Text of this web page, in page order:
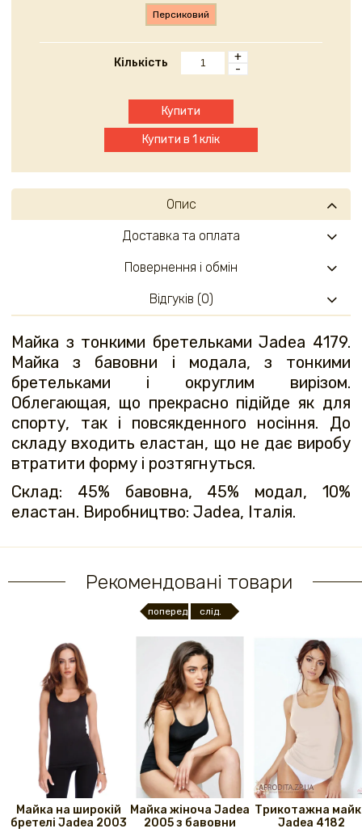
Персиковий
Кількість
+
-
Купити
Купити в 1 клік
Опис
Майка з тонкими бретельками Jadea 4179.
Майка з бавовни і модала, з тонкими
бретельками і округлим вирізом.
Облегающая, що прекрасно підійде як для
спорту, так і повсякденного носіння. До
складу входить еластан, що не дає виробу
втратити форму і розтягнуться.
Склад: 45% бавовна, 45% модал, 10%
еластан. Виробництво: Jadea, Італія.
Доставка та оплата
Повернення і обмін
Відгуків (0)
Рекомендовані товари
поперед. слід.
Майка на широкій
бретелі Jadea 2003
Майка жіноча Jadea
2005 з бавовни
Трикотажна
Jadea 4182